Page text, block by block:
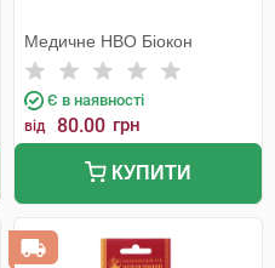
Медичне НВО Біокон
Є в наявності
від 80.00 грн
КУПИТИ